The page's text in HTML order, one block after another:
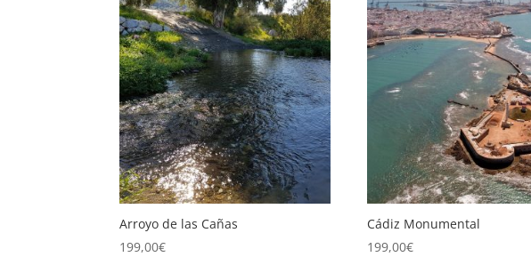
Arroyo de las Cañas
199,00€
Cádiz Monumental
199,00€